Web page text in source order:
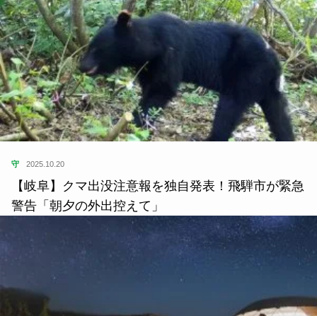
守 2025.10.20
【岐阜】クマ出没注意報を独自発表！飛騨市が緊急
警告「朝夕の外出控えて」